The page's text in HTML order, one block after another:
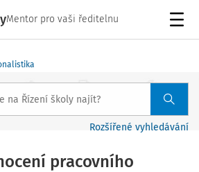
Mentor pro vaši ředitelnu
Rozšířené vyhledávání
pracovního